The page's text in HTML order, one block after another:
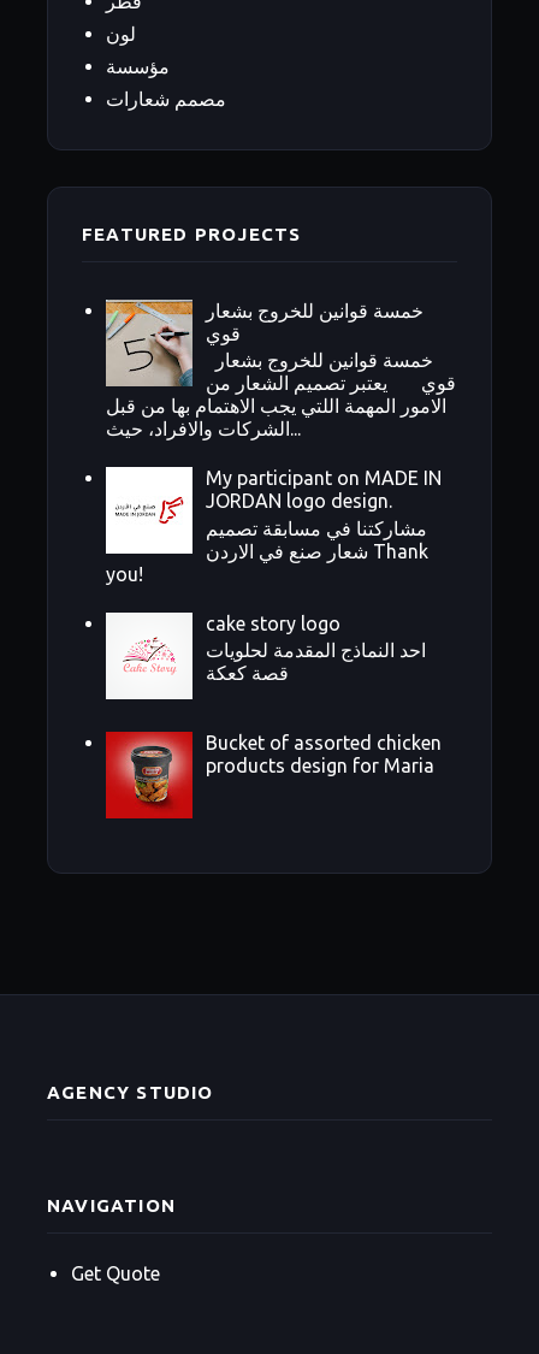
لون
مؤسسة
مصمم شعارات
FEATURED PROJECTS
خمسة قوانين للخروج بشعار
قوي
قوي يعتبر تصميم الشعار من
الامور المهمة اللتي يجب الاهتمام بها من قبل
الشركات والافراد، حيث...
My participant on MADE IN
JORDAN logo design.
مشاركتنا في مسابقة تصميم
شعار صنع في الاردن Thank
you!
cake story logo
احد النماذج المقدمة لحلويات
قصة كعكة
Bucket of assorted chicken
products design for Maria
AGENCY STUDIO
NAVIGATION
Get Quote